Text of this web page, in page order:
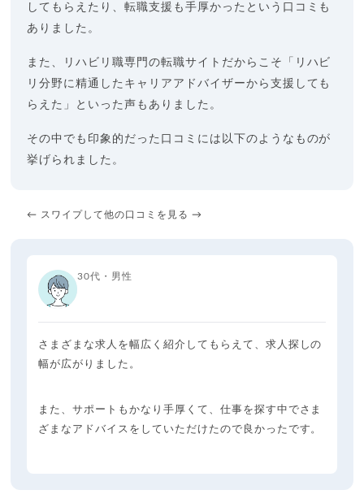
してもらえたり、転職支援も手厚かったという口コミも
ありました。
また、リハビリ職専門の転職サイトだからこそ「リハビ
リ分野に精通したキャリアアドバイザーから支援しても
らえた」といった声もありました。
その中でも印象的だった口コミには以下のようなものが
挙げられました。
← スワイプして他の口コミを見る →
30代・男性
さまざまな求人を幅広く紹介してもらえて、求人探しの
幅が広がりました。
また、サポートもかなり手厚くて、仕事を探す中でさま
ざまなアドバイスをしていただけたので良かったです。